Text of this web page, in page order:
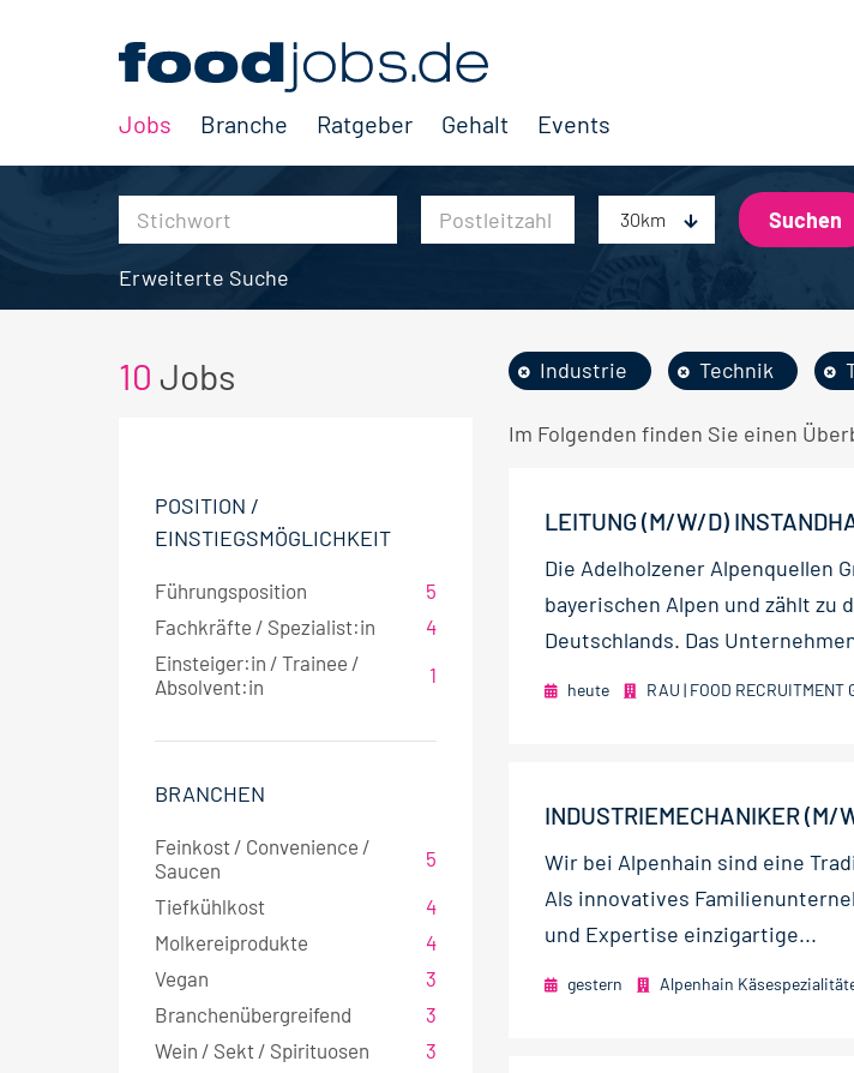
Jobs Branche Ratgeber Gehalt Events
30km
Erweiterte Suche
10 Jobs
POSITION /
EINSTIEGSMÖGLICHKEIT
Führungsposition
5
Fachkräfte / Spezialist:in
4
Einsteiger:in / Trainee /
Absolvent:in
1
BRANCHEN
Feinkost / Convenience /
Saucen
5
Tiefkühlkost
4
Molkereiprodukte
4
Vegan
3
Branchenübergreifend
3
Wein / Sekt / Spirituosen
3
Industrie Technik
Im Folgenden finden Sie einen
LEITUNG (M/W/D)
Die Adelholzener Alpenquellen
bayerischen Alpen und zählt zu
Deutschlands. Das
heute RAU | FOOD RECRUITMENT
INDUSTRIEMECHANIKER (M/
Wir bei Alpenhain sind eine
Als innovatives
und Expertise einzigartige...
gestern Alpenhain